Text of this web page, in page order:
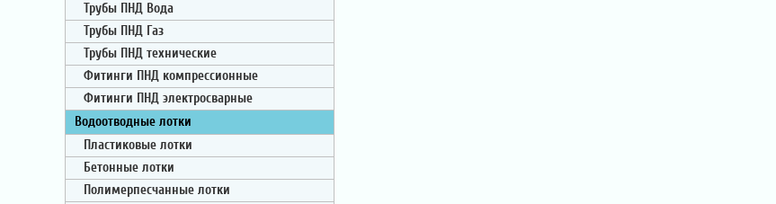
Трубы ПНД Вода
Трубы ПНД Газ
Трубы ПНД технические
Фитинги ПНД компрессионные
Фитинги ПНД электросварные
Водоотводные лотки
Пластиковые лотки
Бетонные лотки
Полимерпесчанные лотки